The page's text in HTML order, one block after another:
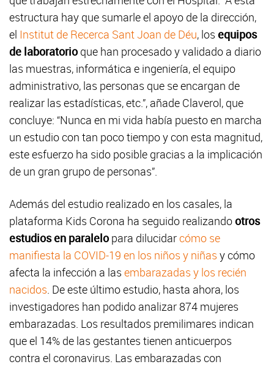
estructura hay que sumarle el apoyo de la dirección,
el Institut de Recerca Sant Joan de Déu, los equipos
de laboratorioque han procesado y validado a diario
las muestras, informática e ingeniería, el equipo
administrativo, las personas que se encargan de
realizar las estadísticas, etc.”, añade Claverol, que
concluye: “Nunca en mi vida había puesto en marcha
un estudio con tan poco tiempo y con esta magnitud,
este esfuerzo ha sido posible gracias a la implicación
de un gran grupo de personas”.
Además del estudio realizado en los casales, la
plataforma Kids Corona ha seguido realizandootros
estudios en paralelopara dilucidarcómo se
manifiesta la COVID-19 en los niños y niñas y cómo
afecta la infección a las embarazadas y los recién
nacidos. De este último estudio, hasta ahora, los
investigadores han podido analizar 874 mujeres
embarazadas. Los resultados premilimares indican
que el 14% de las gestantes tienen anticuerpos
contra el coronavirus. Las embarazadas con